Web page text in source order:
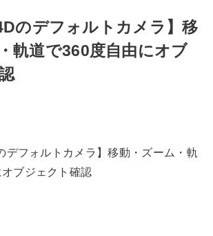
のデフォルトカメラ】移
軌道で360度自由にオブ